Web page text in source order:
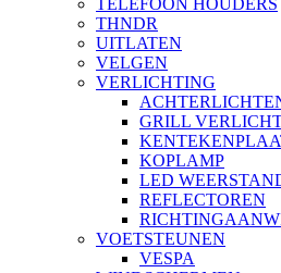
TELEFOON HOUDERS
THNDR
UITLATEN
VELGEN
VERLICHTING
GRILL
KOPLAMP
LED
REFLECTOREN
VOETSTEUNEN
VESPA